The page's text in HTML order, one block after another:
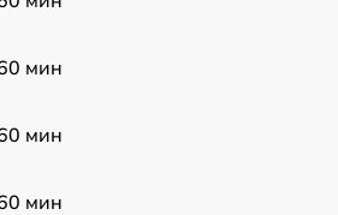
мин
мин
мин